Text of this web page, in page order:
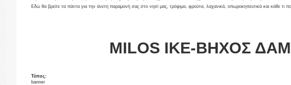
Εδώ θα βρείτε τα πάντα για την άνετη παραμονή σας στο νησί μας, τρόφιμα, φρούτα, λαχανικά, οπωροκηπευτικά και κάθε τι
MILOS IKΕ-ΒΗΧΟΣ
Τύπος:
banner